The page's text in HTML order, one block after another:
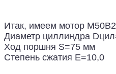
Итак, имеем мотор
Диаметр циллиндра
Ход поршня S=75 мм
Степень сжатия E=10,0